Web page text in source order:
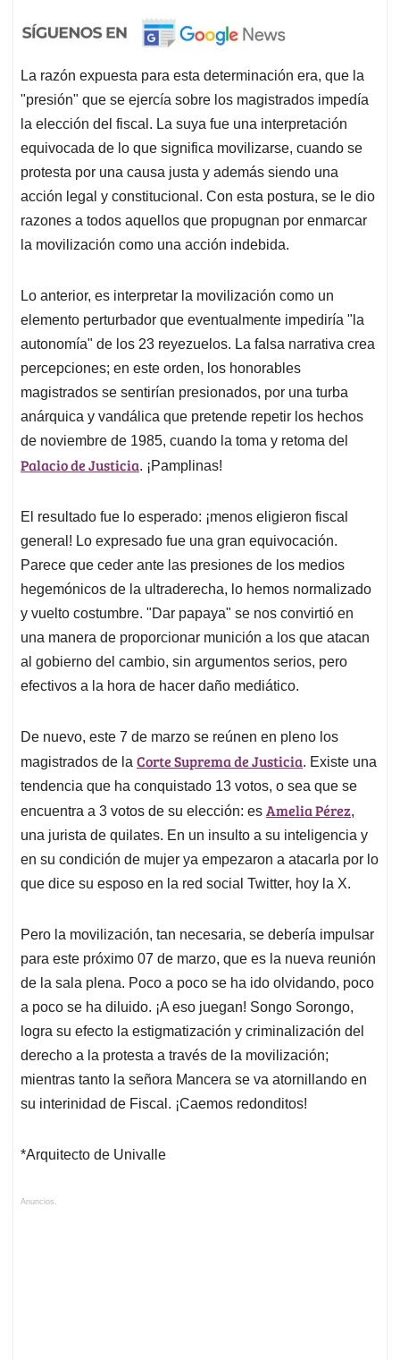
La razón expuesta para esta determinación era, que la
"presión" que se ejercía sobre los magistrados impedía
la elección del fiscal. La suya fue una interpretación
equivocada de lo que significa movilizarse, cuando se
protesta por una causa justa y además siendo una
acción legal y constitucional. Con esta postura, se le dio
razones a todos aquellos que propugnan por enmarcar
la movilización como una acción indebida.
Lo anterior, es interpretar la movilización como un
elemento perturbador que eventualmente impediría "la
autonomía" de los 23 reyezuelos. La falsa narrativa crea
percepciones; en este orden, los honorables
magistrados se sentirían presionados, por una turba
anárquica y vandálica que pretende repetir los hechos
de noviembre de 1985, cuando la toma y retoma del
Palacio de Justicia. ¡Pamplinas!
El resultado fue lo esperado: ¡menos eligieron fiscal
general! Lo expresado fue una gran equivocación.
Parece que ceder ante las presiones de los medios
hegemónicos de la ultraderecha, lo hemos normalizado
y vuelto costumbre. "Dar papaya" se nos convirtió en
una manera de proporcionar munición a los que atacan
al gobierno del cambio, sin argumentos serios, pero
efectivos a la hora de hacer daño mediático.
De nuevo, este 7 de marzo se reúnen en pleno los
magistrados de la Corte Suprema de Justicia. Existe una
tendencia que ha conquistado 13 votos, o sea que se
encuentra a 3 votos de su elección: es Amelia Pérez,
una jurista de quilates. En un insulto a su inteligencia y
en su condición de mujer ya empezaron a atacarla por lo
que dice su esposo en la red social Twitter, hoy la X.
Pero la movilización, tan necesaria, se debería impulsar
para este próximo 07 de marzo, que es la nueva reunión
de la sala plena. Poco a poco se ha ido olvidando, poco
a poco se ha diluido. ¡A eso juegan! Songo Sorongo,
logra su efecto la estigmatización y criminalización del
derecho a la protesta a través de la movilización;
mientras tanto la señora Mancera se va atornillando en
su interinidad de Fiscal. ¡Caemos redonditos!
*Arquitecto de Univalle
Anuncios.